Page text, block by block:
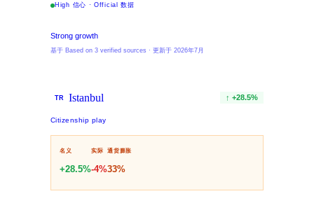
High 信心 · Official 数据
Strong growth
基于 Based on 3 verified sources · 更新于 2026年7月
TR Istanbul ↑ +28.5%
Citizenship play
名义
+28.5%
实际
-4%
通货膨胀
33%